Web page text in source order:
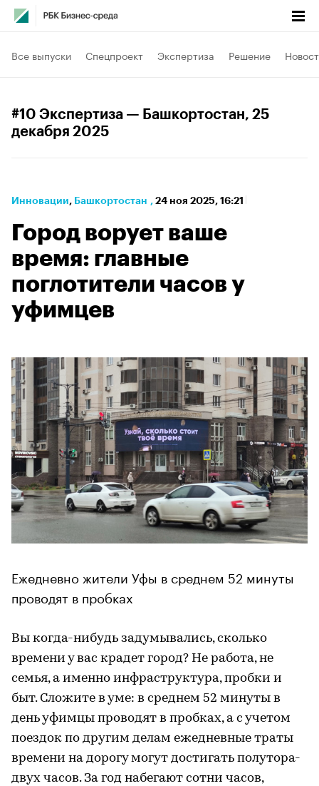
Все выпуски Спецпроект Экспертиза Решение
#10 Экспертиза — Башкортостан, 25
декабря 2025
Инновации⁠, Башкортостан , 24 ноя 2025, 16:21
Город ворует ваше
время: главные
поглотители часов у
уфимцев
Ежедневно жители Уфы в среднем 52 минуты
проводят в пробках
Вы когда-нибудь задумывались, сколько
времени у вас крадет город? Не работа, не
семья, а именно инфраструктура, пробки и
быт. Сложите в уме: в среднем 52 минуты в
день уфимцы проводят в пробках, а с учетом
поездок по другим делам ежедневные траты
времени на дорогу могут достигать полутора-
двух часов. За год набегают сотни часов,